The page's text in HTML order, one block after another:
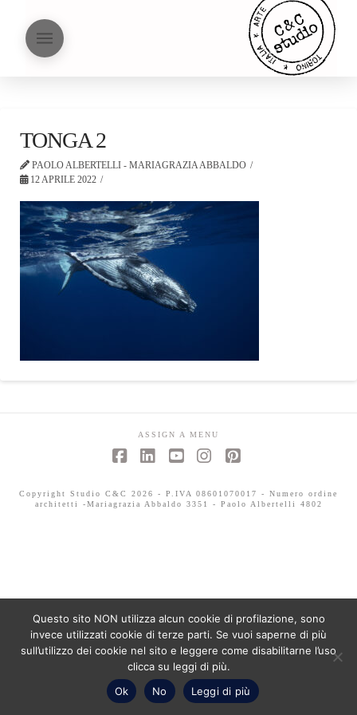
TONGA 2
PAOLO ALBERTELLI - MARIAGRAZIA ABBALDO
12 APRILE 2022
ASSIGN A MENU
Copyright Studio C&C 2026 - P.IVA 08601070017 - Numero ordine
architetti -Mariagrazia Abbaldo 3351 - Paolo Albertelli 4802
Questo sito NON utilizza alcun cookie di profilazione, sono
invece utilizzati cookie di terze parti. Se vuoi saperne di più
sull’utilizzo dei cookie nel sito e leggere come disabilitarne l’uso
clicca su leggi di più.
Ok
No Leggi di più